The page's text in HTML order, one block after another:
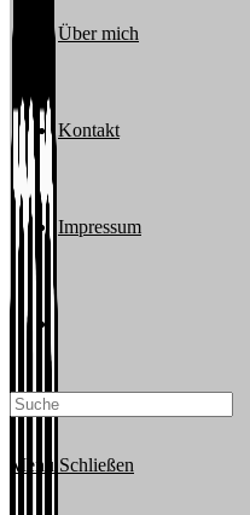
Über mich
Kontakt
Impressum
Suche
Menü Schließen
Checkliste (© Michael
Verdammt, der Crash ist da!
Aber der Tag wird kommen.
soweit ist, muss man